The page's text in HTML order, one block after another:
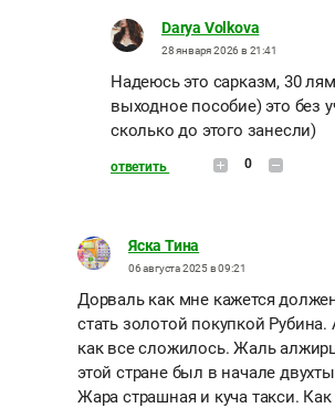
Darya Volkova
28 января 2026 в 21:41
Надеюсь это сарказм, 30
выходное пособие) это без
сколько до этого занесли)
ответить 0
Яска Тина
06 августа 2025 в 09:21
Дорваль как мне кажется
стать золотой покупкой Рубина.
как все сложилось. Жаль
этой стране был в начале
Жара страшная и куча такси. Как